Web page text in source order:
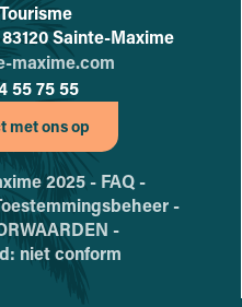
L'office de tourisme de Sainte-
Sainte-Maxime
maxime.com
55 75 55
met ons op
2025 - FAQ -
-
-
niet conform